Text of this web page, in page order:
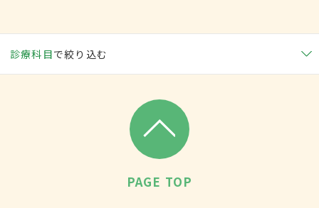
診療科目で絞り込む
PAGE TOP